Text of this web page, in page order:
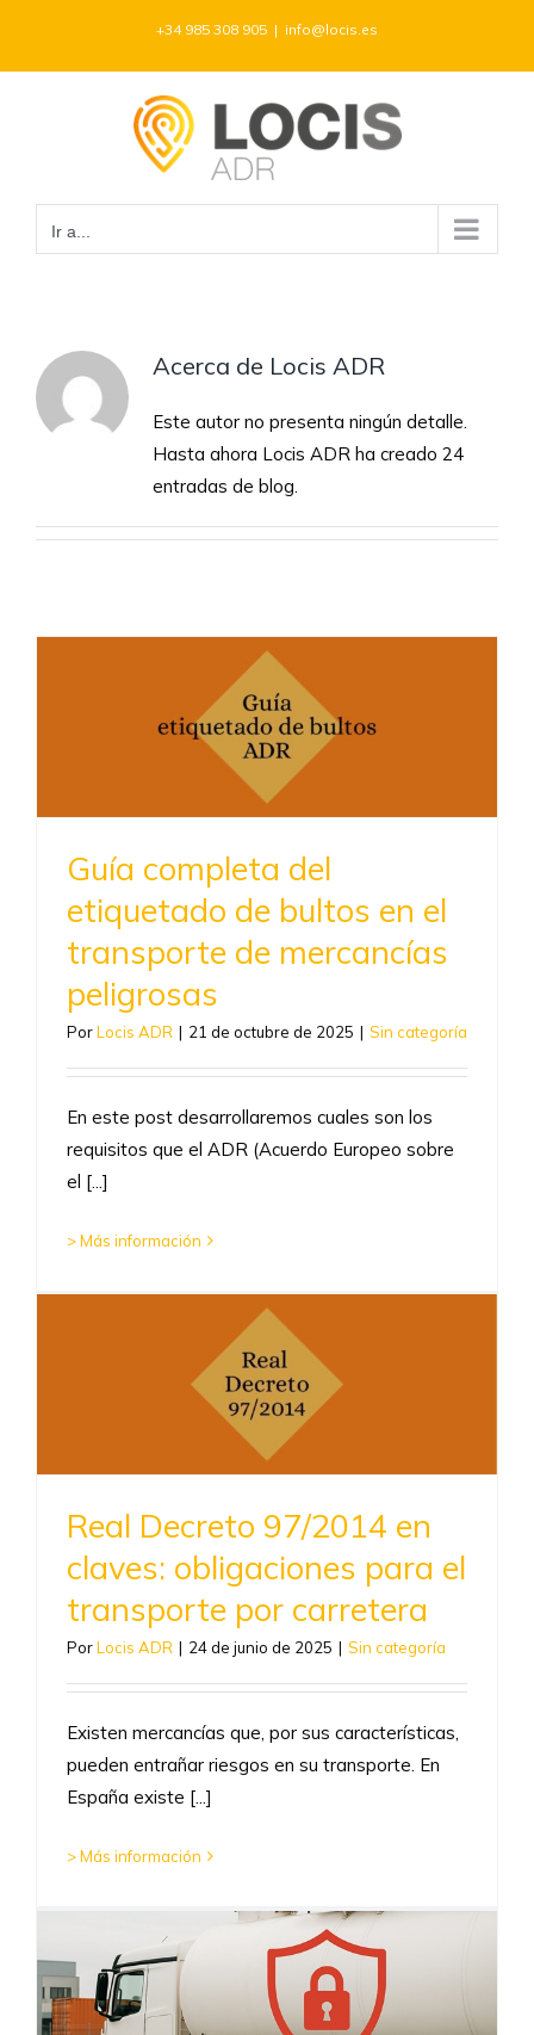
contenido
+34 985 308 905 | info@locis.es
Ir a...
Acerca de Locis ADR
Este autor no presenta ningún detalle.
Hasta ahora Locis ADR ha creado 24
entradas de blog.
Guía completa del
etiquetado de bultos en el
transporte de mercancías
peligrosas
PorLocis ADR | 21 de octubre de 2025 | Sin categoría
En este post desarrollaremos cuales son los
requisitos que el ADR (Acuerdo Europeo sobre
el [...]
> Más información
Real Decreto 97/2014 en
claves: obligaciones para el
transporte por carretera
PorLocis ADR | 24 de junio de 2025 | Sin categoría
Existen mercancías que, por sus características,
pueden entrañar riesgos en su transporte. En
España existe [...]
> Más información